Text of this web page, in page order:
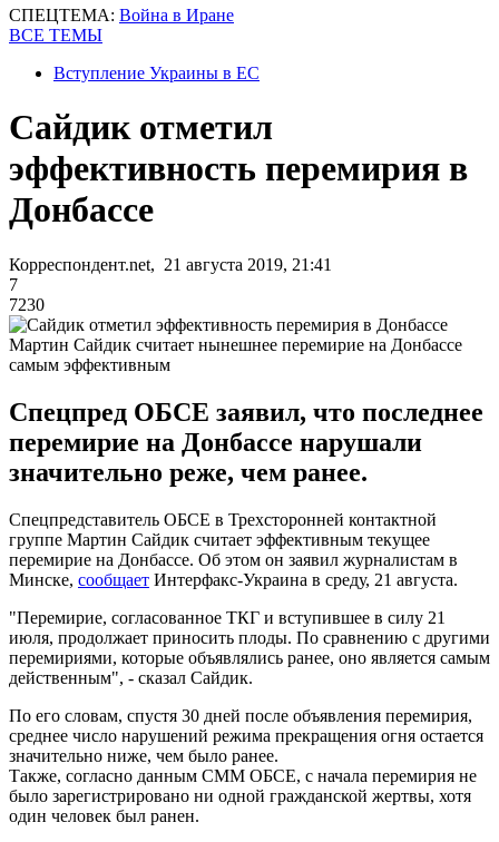
СПЕЦТЕМА: Война в Иране
ВСЕ ТЕМЫ
Вступление Украины в ЕС
Сайдик отметил
эффективность перемирия в
Донбассе
Корреспондент.net, 21 августа 2019, 21:41
7
7230
Мартин Сайдик считает нынешнее перемирие на Донбассе
самым эффективным
Спецпред ОБСЕ заявил, что последнее
перемирие на Донбассе нарушали
значительно реже, чем ранее.
Спецпредставитель ОБСЕ в Трехсторонней контактной
группе Мартин Сайдик считает эффективным текущее
перемирие на Донбассе. Об этом он заявил журналистам в
Минске, сообщает Интерфакс-Украина в среду, 21 августа.
"Перемирие, согласованное ТКГ и вступившее в силу 21
июля, продолжает приносить плоды. По сравнению с другими
перемириями, которые объявлялись ранее, оно является самым
действенным", - сказал Сайдик.
По его словам, спустя 30 дней после объявления перемирия,
среднее число нарушений режима прекращения огня остается
значительно ниже, чем было ранее.
Также, согласно данным СММ ОБСЕ, с начала перемирия не
было зарегистрировано ни одной гражданской жертвы, хотя
один человек был ранен.